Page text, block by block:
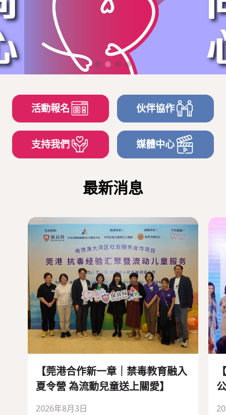
活動報名 伙伴協作
支持我們 媒體中心
最新消息
【莞港合作新一章｜禁毒教育融入
夏令營 為流動兒童送上關愛】
2026年8月3日